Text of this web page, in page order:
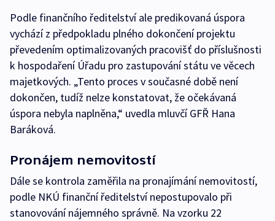
Podle finančního ředitelství ale predikovaná úspora
vychází z předpokladu plného dokončení projektu
převedením optimalizovaných pracovišť do příslušnosti
k hospodaření Úřadu pro zastupování státu ve věcech
majetkových. „Tento proces v současné době není
dokončen, tudíž nelze konstatovat, že očekávaná
úspora nebyla naplněna,“ uvedla mluvčí GFŘ Hana
Baráková.
Pronájem nemovitostí
Dále se kontrola zaměřila na pronajímání nemovitostí,
podle NKÚ finanční ředitelství nepostupovalo při
stanovování nájemného správně. Na vzorku 22